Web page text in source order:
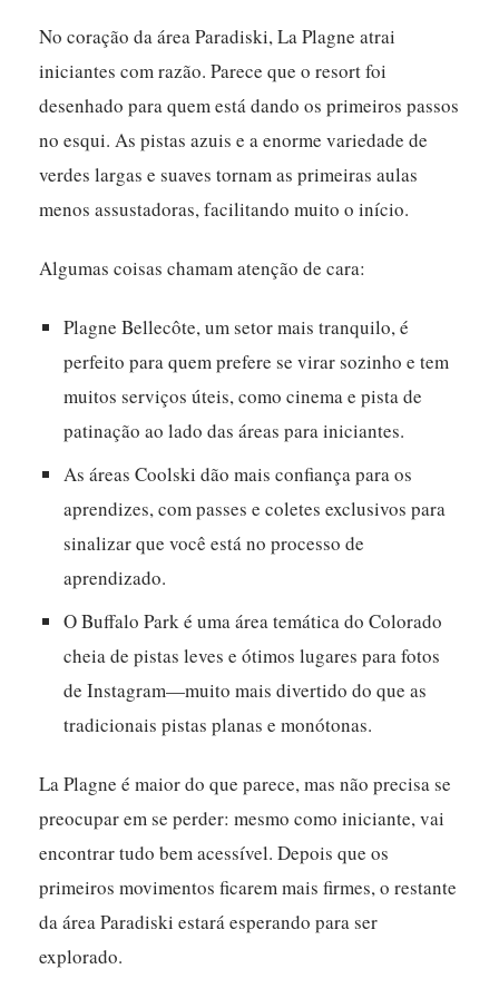
No coração da área Paradiski, La Plagne atrai
iniciantes com razão.Parece que o resort foi
desenhado para quem está dando os primeiros passos
no esqui. As pistas azuis e a enorme variedade de
verdes largas e suaves tornam as primeiras aulas
menos assustadoras, facilitando muito o início.
Algumas coisas chamam atenção de cara:
Plagne Bellecôte, um setor mais tranquilo, é
perfeito para quem prefere se virar sozinho e tem
muitos serviços úteis, como cinema e pista de
patinação ao lado das áreas para iniciantes.
As áreas Coolski dão mais confiança para os
aprendizes, com passes e coletes exclusivos para
sinalizar que você está no processo de
aprendizado.
O Buffalo Park é uma área temática do Colorado
cheia de pistas leves e ótimos lugares para fotos
de Instagram—muito mais divertido do que as
tradicionais pistas planas e monótonas.
La Plagne é maior do que parece, mas não precisa se
preocupar em se perder: mesmo como iniciante, vai
encontrar tudo bem acessível. Depois que os
primeiros movimentos ficarem mais firmes, o restante
da área Paradiski estará esperando para ser
explorado.